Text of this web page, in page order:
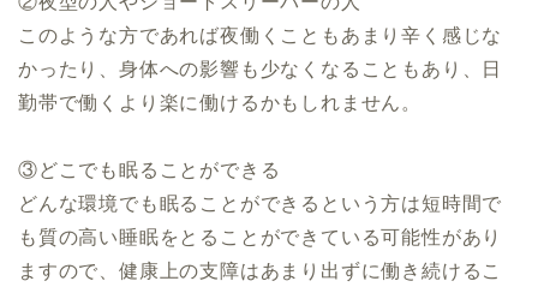
このような方であれば夜働くこともあまり辛く感じな
かったり、身体への影響も少なくなることもあり、日
勤帯で働くより楽に働けるかもしれません。
③どこでも眠ることができる
どんな環境でも眠ることができるという方は短時間で
も質の高い睡眠をとることができている可能性があり
ますので、健康上の支障はあまり出ずに働き続けるこ